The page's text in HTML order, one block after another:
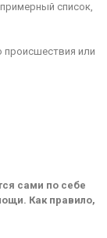
список,
происшествия или
сами по себе
Как правило,